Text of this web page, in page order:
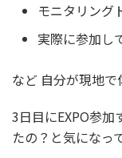
モニタリング
実際に参加し
など 自分が現地
3日目にEXPO参
たの？と気になっ